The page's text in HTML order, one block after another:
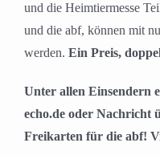
und die Heimtiermesse
und die abf, können mit
werden. Ein Preis,
Unter allen Einsendern
echo.de oder Nachricht
Freikarten für die abf!